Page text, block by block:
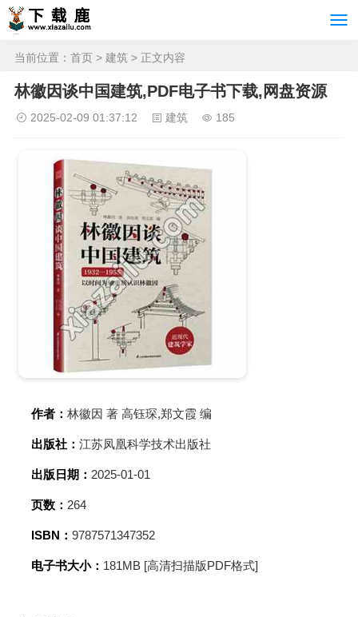
当前位置： 首页 > 建筑 > 正文内容
林徽因谈中国建筑,PDF电子书下载,网盘资源
2025-02-09 01:37:12 建筑 185
作者： 林徽因 著 高钰琛,郑文霞 编
出版社： 江苏凤凰科学技术出版社
出版日期： 2025-01-01
页数： 264
ISBN： 9787571347352
电子书大小： 181MB [高清扫描版PDF格式]